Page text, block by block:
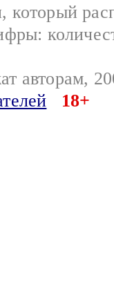
который
авторам,
18+